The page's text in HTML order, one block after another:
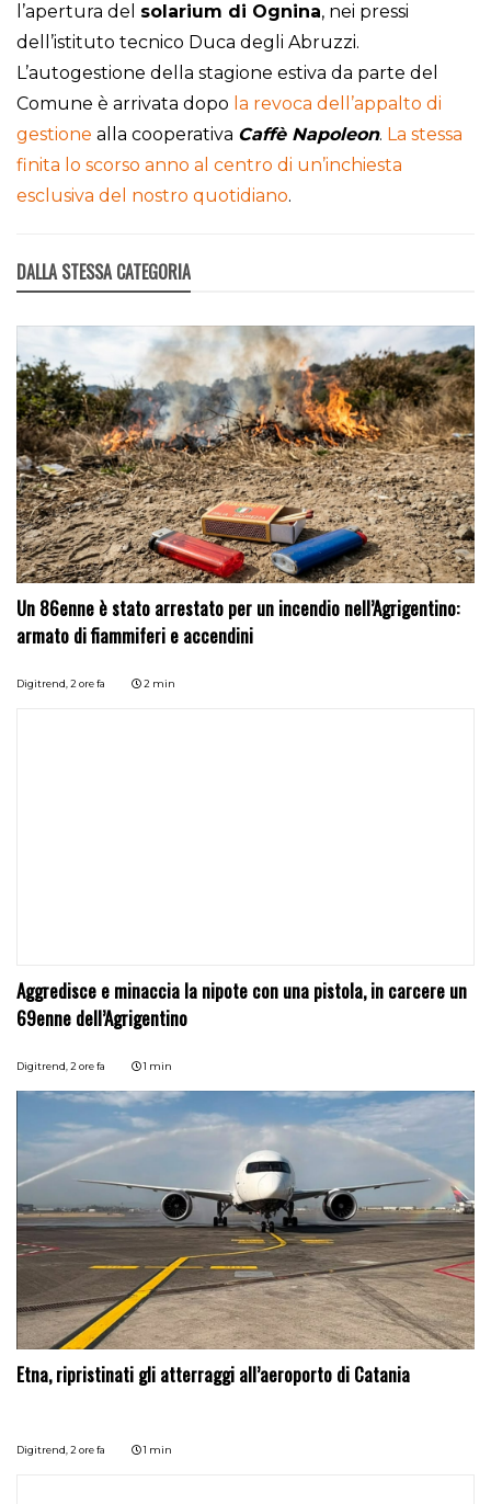
l’apertura del solarium di Ognina, nei pressi
dell’istituto tecnico Duca degli Abruzzi.
L’autogestione della stagione estiva da parte del
Comune è arrivata dopo la revoca dell’appalto di
gestione alla cooperativa Caffè Napoleon. La stessa
finita lo scorso anno al centro di un’inchiesta
esclusiva del nostro quotidiano.
DALLA STESSA CATEGORIA
Un 86enne è stato arrestato per un incendio nell’Agrigentino:
armato di fiammiferi e accendini
Digitrend,2 ore fa 2 min
Aggredisce e minaccia la nipote con una pistola, in carcere un
69enne dell’Agrigentino
Digitrend,2 ore fa 1 min
Etna, ripristinati gli atterraggi all’aeroporto di Catania
Digitrend, 2 ore fa 1 min